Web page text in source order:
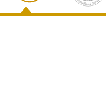
ラスティックス教会の内部
オーディオブック